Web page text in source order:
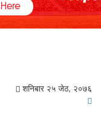
शनिबार २५ जेठ, २०७६